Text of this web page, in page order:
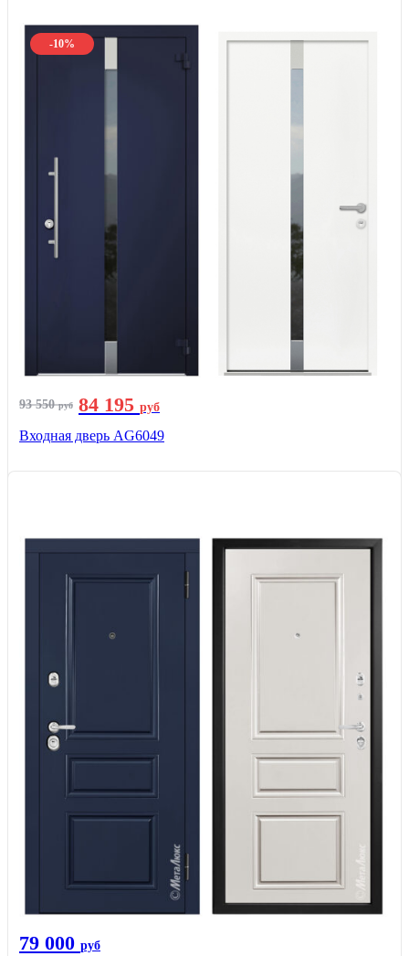
-10%
93 550руб 84 195 руб
Входная дверь AG6049
79 000 руб